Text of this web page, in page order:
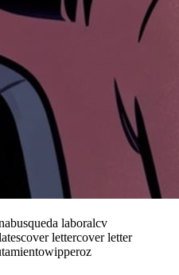
busqueda laboralcv
cover lettercover letter
wipperoz